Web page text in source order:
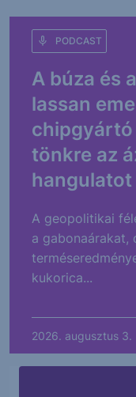
A búza és
lassan
chipgyártó
tönkre az
hangulatot
PODCAST
A geopolitikai
a gabonaárakat,
kukorica...
2026. augusztus 3.